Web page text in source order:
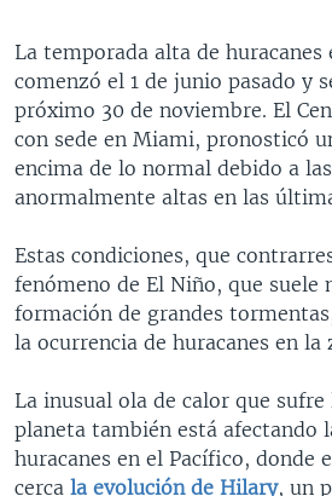
La temporada alta de
comenzó el 1 de junio pasado y
próximo 30 de noviembre. El
con sede en Miami, pronosticó
encima de lo normal debido a
anormalmente altas en las
Estas condiciones, que
fenómeno de El Niño, que suele
formación de grandes
la ocurrencia de huracanes en la
La inusual ola de calor que
planeta también está afectando
huracanes en el Pacífico, donde
cerca la evolución de Hilary, un